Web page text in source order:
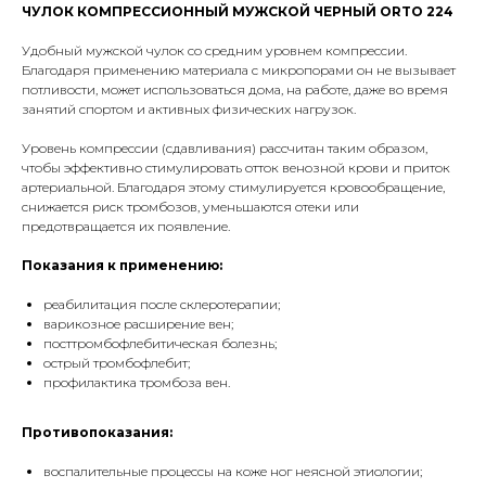
ЧУЛОК КОМПРЕССИОННЫЙ МУЖСКОЙ ЧЕРНЫЙ ORTO 224
Удобный мужской чулок со средним уровнем компрессии.
Благодаря применению материала с микропорами он не вызывает
потливости, может использоваться дома, на работе, даже во время
занятий спортом и активных физических нагрузок.
Уровень компрессии (сдавливания) рассчитан таким образом,
чтобы эффективно стимулировать отток венозной крови и приток
артериальной. Благодаря этому стимулируется кровообращение,
снижается риск тромбозов, уменьшаются отеки или
предотвращается их появление.
Показания к применению:
реабилитация после склеротерапии;
варикозное расширение вен;
посттромбофлебитическая болезнь;
острый тромбофлебит;
профилактика тромбоза вен.
Противопоказания:
воспалительные процессы на коже ног неясной этиологии;